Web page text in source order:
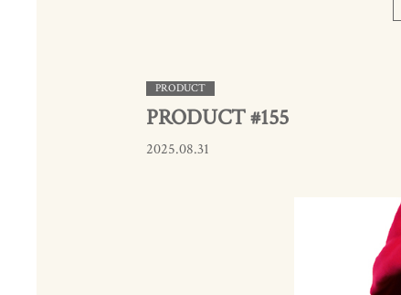
PRODUCT
PRODUCT #155
2025.08.31